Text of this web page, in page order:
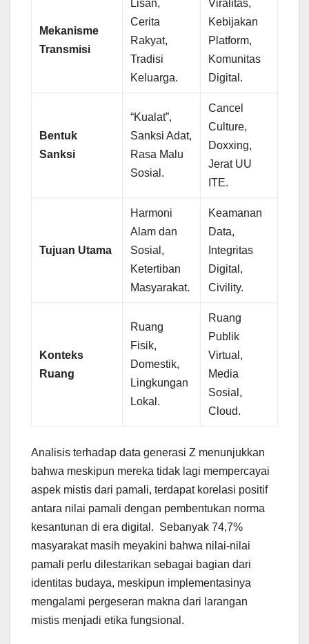
Mekanisme
Transmisi
Lisan,
Cerita
Rakyat,
Tradisi
Keluarga.
Viralitas,
Kebijakan
Platform,
Komunitas
Digital.
Bentuk
Sanksi
“Kualat”,
Sanksi Adat,
Rasa Malu
Sosial.
Cancel
Culture,
Doxxing,
Jerat UU
ITE.
Tujuan Utama
Harmoni
Alam dan
Sosial,
Ketertiban
Masyarakat.
Keamanan
Data,
Integritas
Digital,
Civility.
Konteks
Ruang
Ruang
Fisik,
Domestik,
Lingkungan
Lokal.
Ruang
Publik
Virtual,
Media
Sosial,
Cloud.
Analisis terhadap data generasi Z menunjukkan
bahwa meskipun mereka tidak lagi mempercayai
aspek mistis dari pamali, terdapat korelasi positif
antara nilai pamali dengan pembentukan norma
kesantunan di era digital. Sebanyak 74,7%
masyarakat masih meyakini bahwa nilai-nilai
pamali perlu dilestarikan sebagai bagian dari
identitas budaya, meskipun implementasinya
mengalami pergeseran makna dari larangan
mistis menjadi etika fungsional.